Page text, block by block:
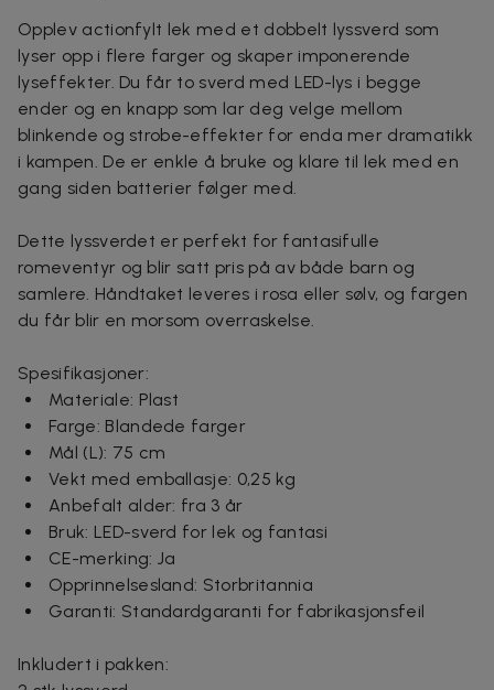
Opplev actionfylt lek med et dobbelt lyssverd som
lyser opp i flere farger og skaper imponerende
lyseffekter. Du får to sverd med LED-lys i begge
ender og en knapp som lar deg velge mellom
blinkende og strobe-effekter for enda mer dramatikk
i kampen. De er enkle å bruke og klare til lek med en
gang siden batterier følger med.
Dette lyssverdet er perfekt for fantasifulle
romeventyr og blir satt pris på av både barn og
samlere. Håndtaket leveres i rosa eller sølv, og fargen
du får blir en morsom overraskelse.
Spesifikasjoner:
Materiale: Plast
Farge: Blandede farger
Mål (L): 75 cm
Vekt med emballasje: 0,25 kg
Anbefalt alder: fra 3 år
Bruk: LED-sverd for lek og fantasi
CE-merking: Ja
Opprinnelsesland: Storbritannia
Garanti: Standardgaranti for fabrikasjonsfeil
Inkludert i pakken: